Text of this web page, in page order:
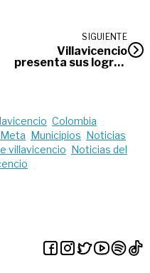
SIGUIENTE
Villavicencio
presenta sus logros
Colombia
Meta Municipios Noticias
villavicencio Noticias del